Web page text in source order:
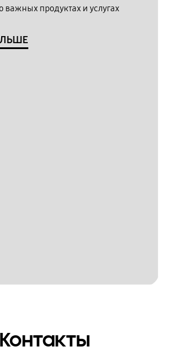
важных продуктах и услугах
Контакты